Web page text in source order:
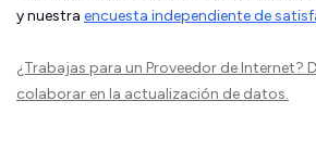
y nuestra encuesta independiente de
¿Trabajas para un Proveedor de Internet?
colaborar en la actualización de datos.